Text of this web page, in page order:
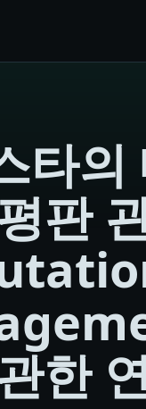
타의
판
한